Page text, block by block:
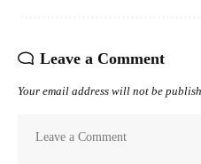
Leave a Comment
Your email address will not be